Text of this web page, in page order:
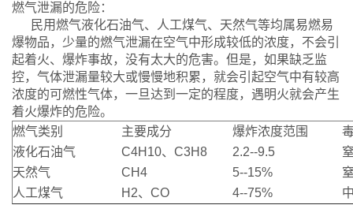
燃气泄漏的危险：
民用燃气液化石油气、人工煤气、天然气等均属易燃易
爆物品，少量的燃气泄漏在空气中形成较低的浓度，不会引
起着火、爆炸事故，没有太大的危害。但是，如果缺乏监
控，气体泄漏量较大或慢慢地积累，就会引起空气中有较高
浓度的可燃性气体，一旦达到一定的程度，遇明火就会产生
着火爆炸的危险。
燃气类别
主要成分 爆炸浓度范围
液化石油气
C4H10、C3H8 2.2--9.5
天然气
CH4 5--15%
人工煤气
H2、CO 4--75%